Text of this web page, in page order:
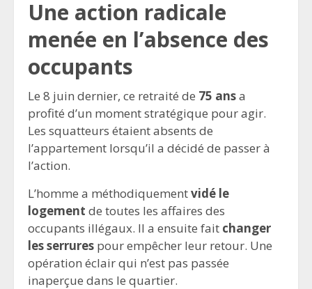
Une action radicale
menée en l’absence des
occupants
Le 8 juin dernier, ce retraité de 75 ansa
profité d’un moment stratégique pour agir.
Les squatteurs étaient absents de
l’appartement lorsqu’il a décidé de passer à
l’action.
L’homme a méthodiquementvidé le
logement de toutes les affaires des
occupants illégaux. Il a ensuite fait changer
les serrures pour empêcher leur retour. Une
opération éclair qui n’est pas passée
inaperçue dans le quartier.